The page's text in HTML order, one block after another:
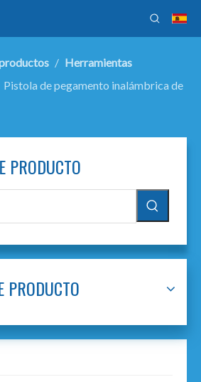
/ Herramientas
Pistola de pegamento inalámbrica de
PRODUCTO
PRODUCTO